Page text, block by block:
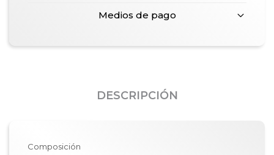
Medios de pago
DESCRIPCIÓN
Composición